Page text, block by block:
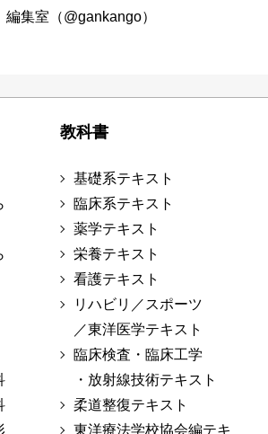
編集室（@gankango）
教科書
基礎系テキスト
臨床系テキスト
薬学テキスト
栄養テキスト
看護テキスト
リハビリ／スポーツ
／東洋医学テキスト
臨床検査・臨床工学
・放射線技術テキスト
柔道整復テキスト
東洋療法学校協会編テキ